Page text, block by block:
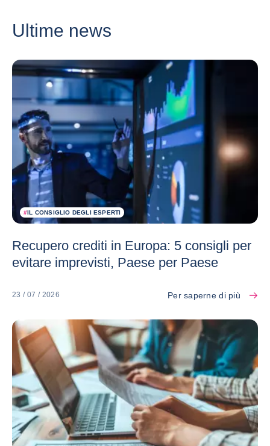
Ultime news
#IL CONSIGLIO DEGLI ESPERTI
Recupero crediti in Europa: 5 consigli per
evitare imprevisti, Paese per Paese
23 / 07 / 2026 Per saperne di più